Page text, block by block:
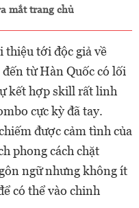
mắt trang chủ
thiệu tới độc giả về
từ Hàn Quốc có lối
kết hợp skill rất linh
cực kỳ đã tay.
được cảm tình của
phong cách chặt
ngữ nhưng không ít
có thể vào chinh